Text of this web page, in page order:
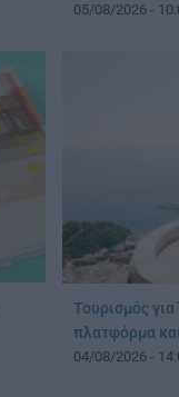
05/08/2026 -
Τουρισμός
πλατφόρμα
04/08/2026 -